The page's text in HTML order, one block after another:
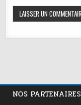
NOS PARTENAIRES